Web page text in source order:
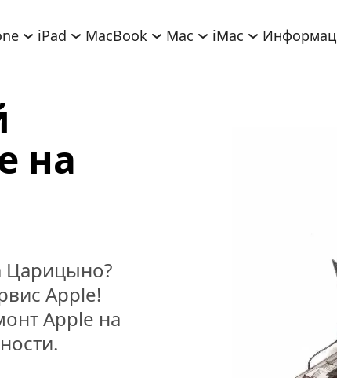
iPad MacBook Mac iMac
на
Царицыно?
Apple!
Apple на